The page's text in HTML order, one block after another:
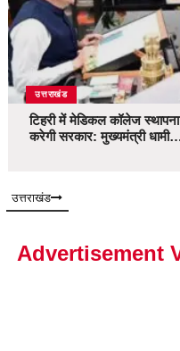
उत्तराखंड
टिहरी में मेडिकल कॉलेज
करेगी सरकार: मुख्यमंत्री
उत्तराखंड
Advertisement